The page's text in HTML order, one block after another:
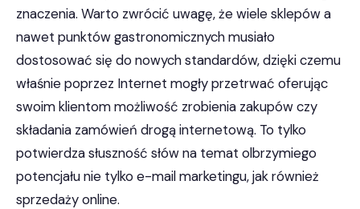
znaczenia. Warto zwrócić uwagę, że wiele sklepów a
nawet punktów gastronomicznych musiało
dostosować się do nowych standardów, dzięki czemu
właśnie poprzez Internet mogły przetrwać oferując
swoim klientom możliwość zrobienia zakupów czy
składania zamówień drogą internetową. To tylko
potwierdza słuszność słów na temat olbrzymiego
potencjału nie tylko e-mail marketingu, jak również
sprzedaży online.